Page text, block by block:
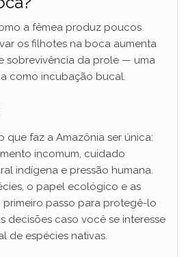
a fêmea produz poucos
os filhotes na boca aumenta
sobrevivência da prole — uma
como incubação bucal.
que faz a Amazônia ser única:
incomum, cuidado
indígena e pressão humana.
o papel ecológico e as
primeiro passo para protegê-lo
decisões caso você se interesse
de espécies nativas.